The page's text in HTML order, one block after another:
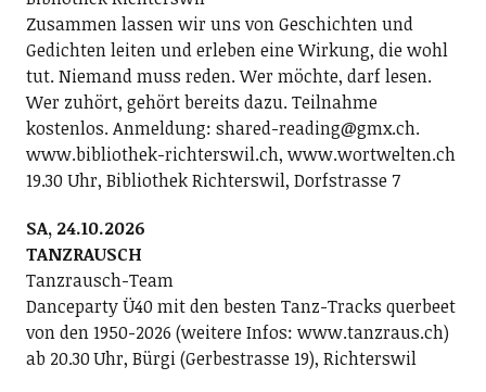
Zusammen lassen wir uns von Geschichten und
Gedichten leiten und erleben eine Wirkung, die wohl
tut. Niemand muss reden. Wer möchte, darf lesen.
Wer zuhört, gehört bereits dazu. Teilnahme
kostenlos. Anmeldung: shared-reading@gmx.ch.
www.bibliothek-richterswil.ch, www.wortwelten.ch
19.30 Uhr, Bibliothek Richterswil, Dorfstrasse 7
SA, 24.10.2026
TANZRAUSCH
Tanzrausch-Team
Danceparty Ü40 mit den besten Tanz-Tracks querbeet
von den 1950-2026 (weitere Infos: www.tanzraus.ch)
ab 20.30 Uhr, Bürgi (Gerbestrasse 19), Richterswil